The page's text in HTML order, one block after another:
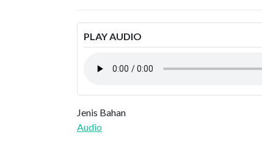
PLAY AUDIO
Jenis Bahan
Audio